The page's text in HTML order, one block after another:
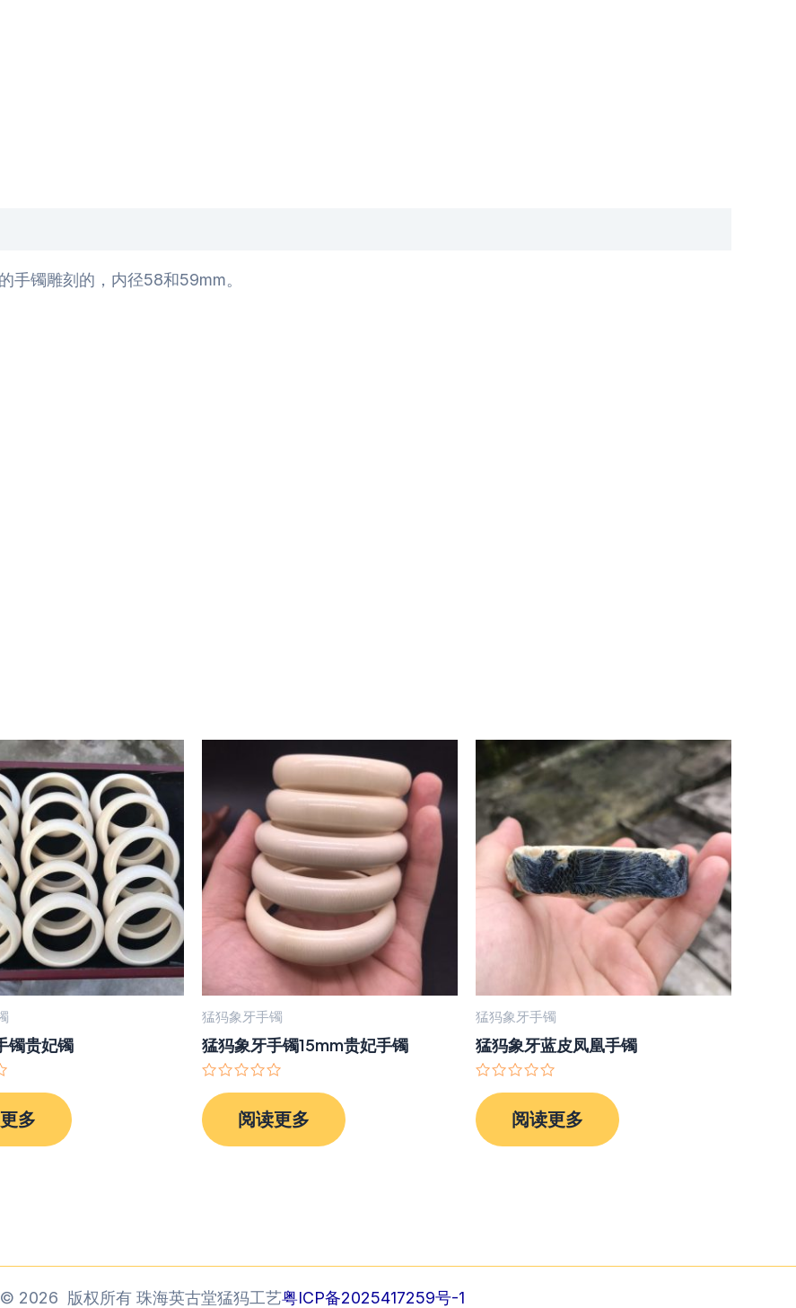
手镯雕刻的，内径58和59mm。
镯贵妃镯
多
猛犸象牙手镯
猛犸象牙手镯15mm贵妃手镯
分
0
&sol;
阅读更多
猛犸象牙手镯
猛犸象牙蓝皮凤凰手镯
分
0
&sol;
阅读更多
2026 版权所有 珠海英古堂猛犸工艺粤ICP备2025417259号-1